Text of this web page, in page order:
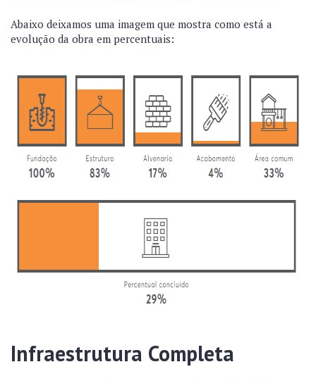
Abaixo deixamos uma imagem que mostra como está a
evolução da obra em percentuais:
Infraestrutura Completa